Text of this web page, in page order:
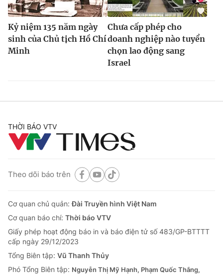
Kỷ niệm 135 năm ngày
sinh của Chủ tịch Hồ Chí
Minh
Chưa cấp phép cho
doanh nghiệp nào tuyển
chọn lao động sang
Israel
THỜI BÁO VTV
Theo dõi báo trên
Cơ quan chủ quản:Đài Truyền hình Việt Nam
Cơ quan báo chí: Thời báo VTV
Giấy phép hoạt động báo in và báo điện tử số 483/GP-BTTTT
cấp ngày 29/12/2023
Tổng Biên tập: Vũ Thanh Thủy
Phó Tổng Biên tập: Nguyễn Thị Mỹ Hạnh, Phạm Quốc Thắng,